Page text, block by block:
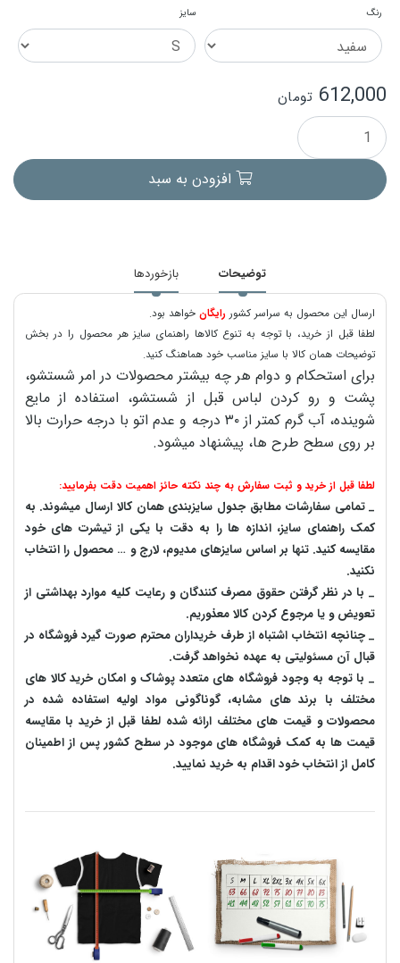
رنگ سایز
612,000 تومان
افزودن به سبد
توضیحات بازخوردها
ارسال این محصول به سراسر کشور رایگانخواهد بود.
لطفا قبل از خرید، با توجه به تنوع کالاها راهنمای سایز هر محصول را در بخش
توضیحات همان کالا با سایز مناسب خود هماهنگ کنید.
برای استحکام و دوام هر چه بیشتر محصولات در امر شستشو،
پشت و رو کردن لباس قبل از شستشو، استفاده از مایع
شوینده، آب گرم کمتر از ۳۰ درجه و عدم اتو با درجه حرارت بالا
بر روی سطح طرح ها، پیشنهاد میشود.
لطفا قبل از خرید و ثبت سفارش به چند نکته حائز اهمیت دقت بفرمایید:
_ تمامی سفارشات مطابق جدول سایزبندی همان کالا ارسال میشوند. به
کمک راهنمای سایز، اندازه ها را به دقت با یکی از تیشرت های خود
مقایسه کنید. تنها بر اساس سایزهای مدیوم، لارج و … محصول را انتخاب
نکنید.
_ با در نظر گرفتن حقوق مصرف کنندگان و رعایت کلیه موارد بهداشتی از
تعویض و یا مرجوع کردن کالا معذوریم.
_ چنانچه انتخاب اشتباه از طرف خریداران محترم صورت گیرد فروشگاه در
قبال آن مسئولیتی به عهده نخواهد گرفت.
_ با توجه به‌ وجود فروشگاه های متعدد‌ پوشاک و امکان خرید کالا های
مختلف با برند های مشابه، گوناگونی مواد اولیه استفاده شده در
محصولات و قیمت های مختلف ارائه شده لطفا قبل از خرید با مقایسه
قیمت ها به کمک فروشگاه های موجود در سطح کشور پس از اطمینان
کامل از انتخاب خود اقدام به خرید نمایید.